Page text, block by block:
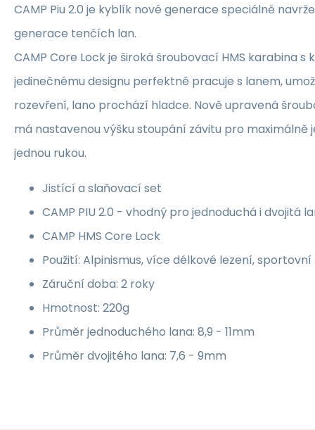
CAMP Piu 2.0 je kyblík nové generace speciálně
generace tenčích lan.
CAMP Core Lock je široká šroubovací HMS karabina s
jedinečnému designu perfektně pracuje s lanem,
rozevření, lano prochází hladce. Nově upravená
má nastavenou výšku stoupání závitu pro maximálně
jednou rukou.
Jistící a slaňovací set
CAMP PIU 2.0 - vhodný pro jednoduchá i dvojitá
CAMP HMS Core Lock
Použití: Alpinismus, více délkové lezení,
Záruční doba: 2 roky
Hmotnost: 220g
Průměr jednoduchého lana: 8,9 - 11mm
Průměr dvojitého lana: 7,6 - 9mm